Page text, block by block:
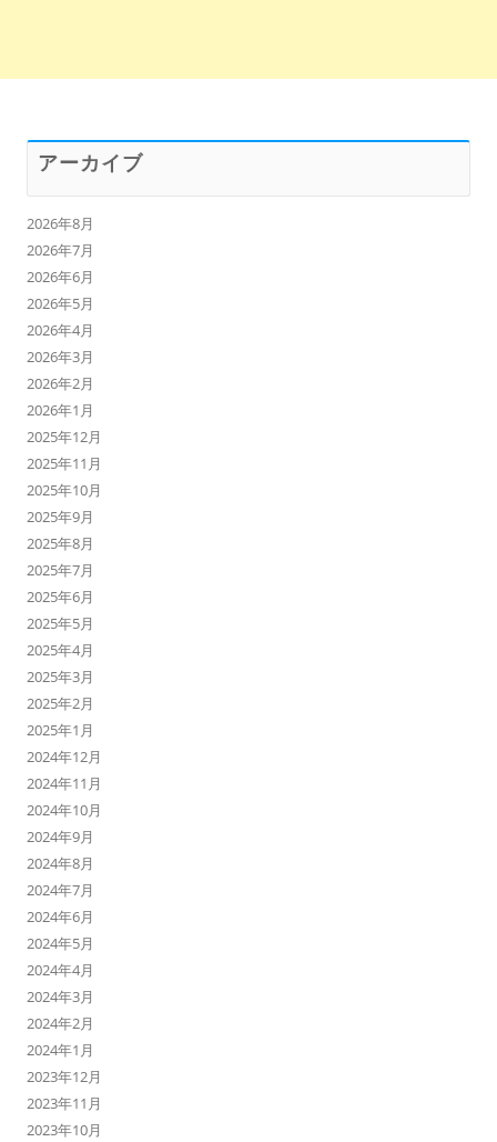
アーカイブ
2026年8月
2026年7月
2026年6月
2026年5月
2026年4月
2026年3月
2026年2月
2026年1月
2025年12月
2025年11月
2025年10月
2025年9月
2025年8月
2025年7月
2025年6月
2025年5月
2025年4月
2025年3月
2025年2月
2025年1月
2024年12月
2024年11月
2024年10月
2024年9月
2024年8月
2024年7月
2024年6月
2024年5月
2024年4月
2024年3月
2024年2月
2024年1月
2023年12月
2023年11月
2023年10月